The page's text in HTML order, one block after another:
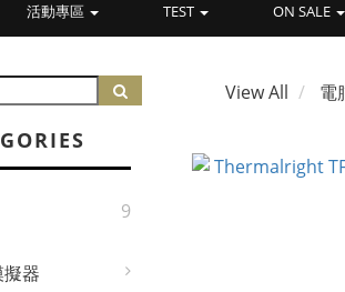
活動專區 TEST ON SALE
9
器
View All 電